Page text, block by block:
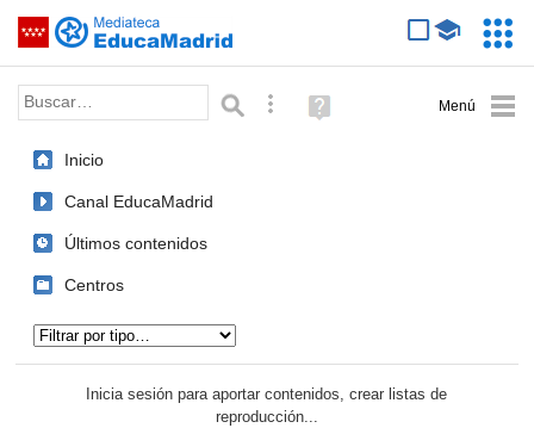
Saltar navegación
Palabra o frase: Búsqueda avanzada
Ayuda
(en
Inicio
Canal EducaMadrid
Últimos contenidos
Centros
Inicia sesión para aportar contenidos, crear listas de
reproducción...